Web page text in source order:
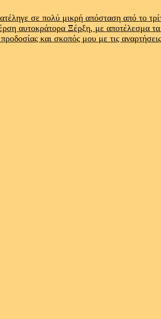
σε πολύ μικρή απόσταση από το
αυτοκράτορα Ξέρξη, με αποτέλεσμα
και σκοπός μου με τις